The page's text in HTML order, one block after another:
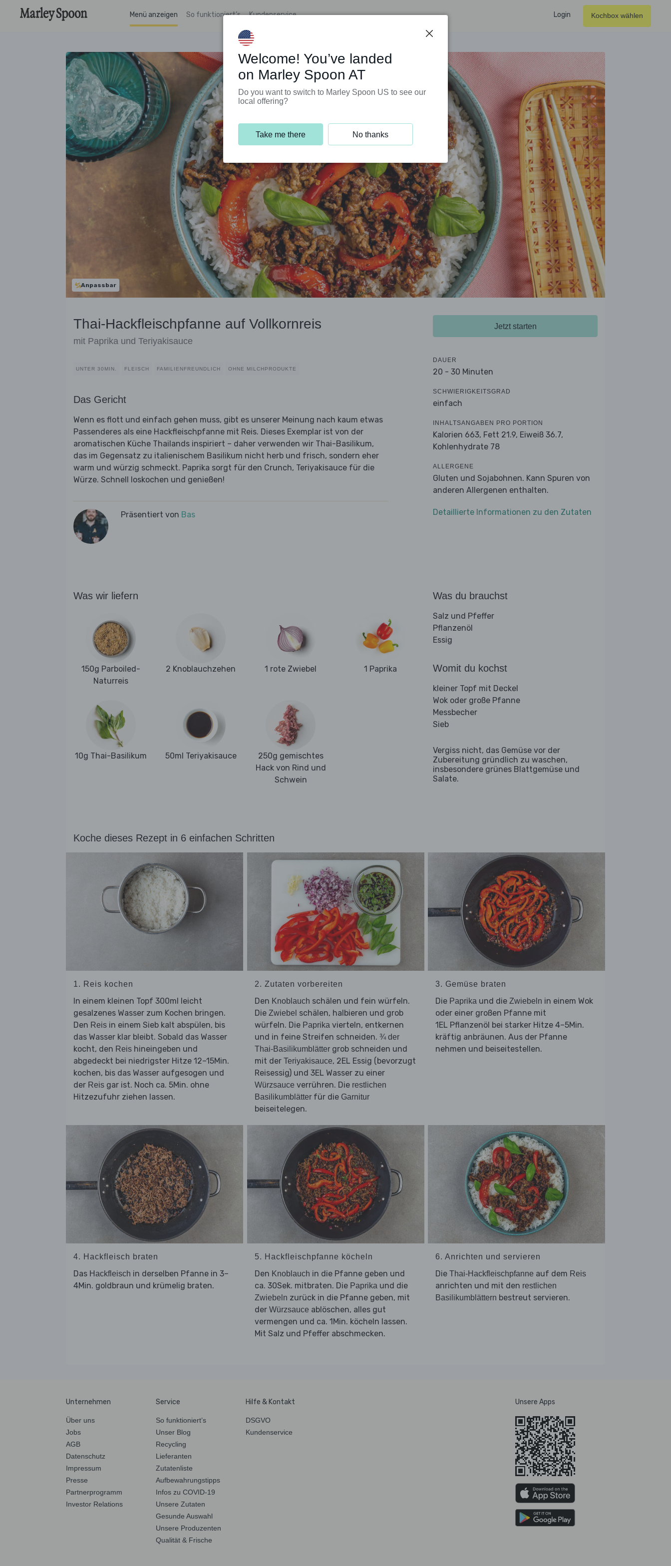
Menü anzeigen So funktioniert’s Kundenservice Login Kochbox wählen
Anpassbar
Thai-Hackfleischpfanne auf Vollkornreis
mit Paprika und Teriyakisauce
UNTER 30MIN. FLEISCH FAMILIENFREUNDLICH OHNE MILCHPRODUKTE
Das Gericht
Wenn es flott und einfach gehen muss, gibt es unserer Meinung nach kaum etwas
Passenderes als eine Hackfleischpfanne mit Reis. Dieses Exemplar ist von der
aromatischen Küche Thailands inspiriert – daher verwenden wir Thai-Basilikum,
das im Gegensatz zu italienischem Basilikum nicht herb und frisch, sondern eher
warm und würzig schmeckt. Paprika sorgt für den Crunch, Teriyakisauce für die
Würze. Schnell loskochen und genießen!
Präsentiert von Bas
Jetzt starten
DAUER
20 - 30 Minuten
SCHWIERIGKEITSGRAD
einfach
INHALTSANGABEN PRO PORTION
Kalorien 663, Fett 21.9, Eiweiß 36.7,
Kohlenhydrate 78
ALLERGENE
Gluten und Sojabohnen. Kann Spuren von
anderen Allergenen enthalten.
Detaillierte Informationen zu den Zutaten
Was wir liefern
150g Parboiled-
Naturreis
2 Knoblauchzehen 1 rote Zwiebel 1 Paprika
10g Thai-Basilikum 50ml Teriyakisauce
250g gemischtes
Hack von Rind und
Schwein
Was du brauchst
Salz und Pfeffer
Pflanzenöl
Essig
Womit du kochst
kleiner Topf mit Deckel
Wok oder große Pfanne
Messbecher
Sieb
Vergiss nicht, das Gemüse vor der
Zubereitung gründlich zu waschen,
insbesondere grünes Blattgemüse und
Salate.
Koche dieses Rezept in 6 einfachen Schritten
1. Reis kochen
In einem kleinen Topf 300ml leicht
gesalzenes Wasser zum Kochen bringen.
Den Reis in einem Sieb kalt abspülen, bis
das Wasser klar bleibt. Sobald das Wasser
kocht, den Reis hineingeben und
abgedeckt bei niedrigster Hitze 12–15Min.
kochen, bis das Wasser aufgesogen und
der Reis gar ist. Noch ca. 5Min. ohne
Hitzezufuhr ziehen lassen.
2. Zutaten vorbereiten
Den Knoblauch schälen und fein würfeln.
Die Zwiebel schälen, halbieren und grob
würfeln. Die Paprikavierteln, entkernen
und in feine Streifen schneiden. ¾ der
Thai-Basilikumblättergrob schneiden und
mit der Teriyakisauce, 2EL Essig (bevorzugt
Reisessig) und 3EL Wasser zu einer
Würzsauce verrühren. Die restlichen
Basilikumblätterfür die Garnitur
beiseitelegen.
3. Gemüse braten
Die Paprika und die Zwiebeln in einem Wok
oder einer großen Pfanne mit
1EL Pflanzenöl bei starker Hitze 4–5Min.
kräftig anbräunen. Aus der Pfanne
nehmen und beiseitestellen.
4. Hackfleisch braten
Das Hackfleisch in derselben Pfanne in 3–
4Min. goldbraun und krümelig braten.
5. Hackfleischpfanne köcheln
Den Knoblauch in die Pfanne geben und
ca. 30Sek. mitbraten. Die Paprika und die
Zwiebeln zurück in die Pfanne geben, mit
der Würzsauce ablöschen, alles gut
vermengen und ca. 1Min. köcheln lassen.
Mit Salz und Pfeffer abschmecken.
6. Anrichten und servieren
Die Thai-Hackfleischpfanne auf dem Reis
anrichten und mit den restlichen
Basilikumblättern bestreut servieren.
Unternehmen
Über uns
Jobs
AGB
Datenschutz
Impressum
Presse
Partnerprogramm
Investor Relations
Service
So funktioniert’s
Unser Blog
Recycling
Lieferanten
Zutatenliste
Aufbewahrungstipps
Infos zu COVID-19
Unsere Zutaten
Gesunde Auswahl
Unsere Produzenten
Qualität & Frische
Hilfe & Kontakt
DSGVO
Kundenservice
Unsere Apps
Welcome! You’ve landed
on Marley Spoon AT
Do you want to switch to Marley Spoon US to see our
local offering?
Take me there No thanks